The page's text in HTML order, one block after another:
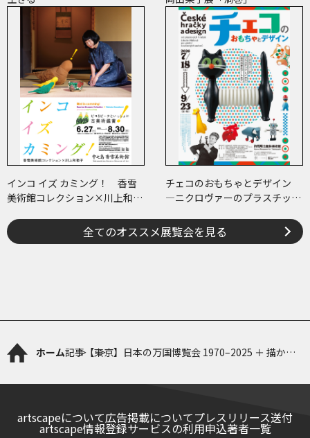
インコ イズ カミング！ 香雪
美術館コレクション×川上和歌
に古美術鑑賞～
チェコのおもちゃとデザイン
―ニクロヴァーのプラスチッ
まで―
全てのオススメ展覧会を見る
ホーム記事【東京】日本の万国博覧会 1970–2025 ＋ 描かれ
artscapeについて広告掲載についてプレスリリース送付
artscape情報登録サービスの利用申込著者一覧